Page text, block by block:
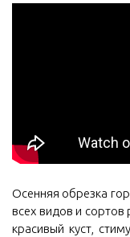
Осенняя обрезка
всех видов и
красивый куст,